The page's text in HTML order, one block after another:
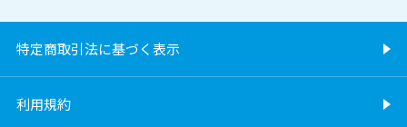
特定商取引法に基づく表示
利用規約